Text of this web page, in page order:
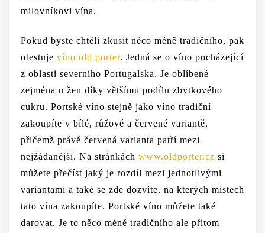
milovníkovi vína.
Pokud byste chtěli zkusit něco méně tradičního, pak
otestuje víno old porter. Jedná se o víno pocházející
z oblasti severního Portugalska. Je oblíbené
zejména u žen díky většímu podílu zbytkového
cukru. Portské víno stejně jako víno tradiční
zakoupíte v bílé, růžové a červené variantě,
přičemž právě červená varianta patří mezi
nejžádanější. Na stránkách www.oldporter.cz si
můžete přečíst jaký je rozdíl mezi jednotlivými
variantami a také se zde dozvíte, na kterých místech
tato vína zakoupíte. Portské víno můžete také
darovat. Je to něco méně tradičního ale přitom